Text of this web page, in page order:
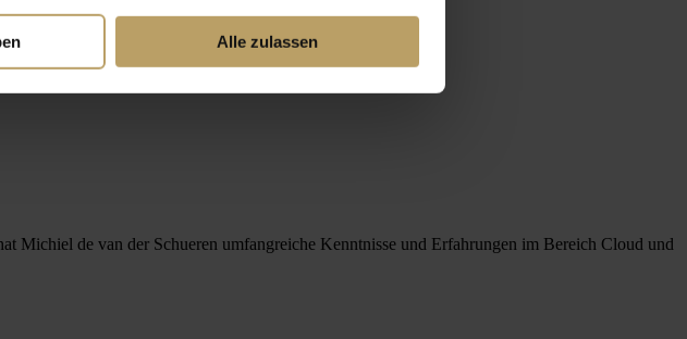
Alle zulassen
Michiel de van der Schueren umfangreiche Kenntnisse und Erfahrungen im Bereich Cloud und